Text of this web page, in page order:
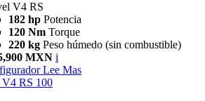
V4 RS
182 hp Potencia
120 Nm Torque
220 kg Peso húmedo (sin combustible)
MXN i
Lee Mas
V4 RS 100